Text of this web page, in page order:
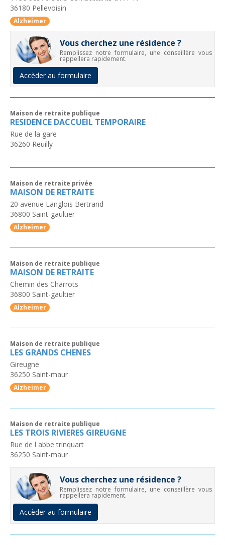
36180 Pellevoisin
Alzheimer
Vous cherchez une résidence ?
Remplissez notre formulaire, une conseillère vous
rappellera rapidement.
Accèder au formulaire
Maison de retraite publique
RESIDENCE DACCUEIL TEMPORAIRE
Rue de la gare
36260 Reuilly
Maison de retraite privée
MAISON DE RETRAITE
20 avenue Langlois Bertrand
36800 Saint-gaultier
Alzheimer
Maison de retraite publique
MAISON DE RETRAITE
Chemin des Charrots
36800 Saint-gaultier
Alzheimer
Maison de retraite publique
LES GRANDS CHENES
Gireugne
36250 Saint-maur
Alzheimer
Maison de retraite publique
LES TROIS RIVIERES GIREUGNE
Rue de l abbe trinquart
36250 Saint-maur
Vous cherchez une résidence ?
Remplissez notre formulaire, une conseillère vous
rappellera rapidement.
Accèder au formulaire